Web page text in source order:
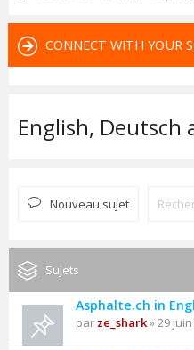
CONNECT WITH YOUR
English, Deutsch
Nouveau sujet
Sujets
Asphalte.ch in
par ze_shark» 29 juin